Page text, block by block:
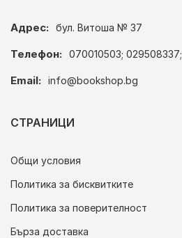
Адрес: бул. Витоша № 37
Телефон: 070010503; 029508337;
Email: info@bookshop.bg
СТРАНИЦИ
Общи условия
Политика за бисквитките
Политика за поверителност
Бърза доставка